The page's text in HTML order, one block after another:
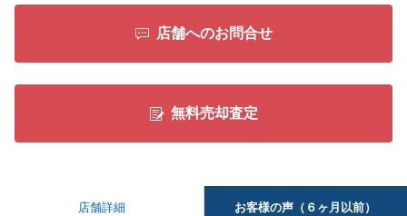
店舗へのお問合せ
無料売却査定
店舗詳細 お客様の声（６ヶ月以前）